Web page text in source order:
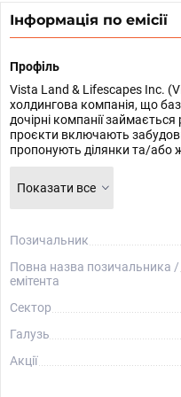
Інформація по емісії
Профіль
Vista Land & Lifescapes Inc.
холдингова компанія, що
дочірні компанії
проєкти включають
пропонують ділянки та/або
Показати все
Позичальник
Повна назва позичальника /
емітента
Сектор
Галузь
Акції